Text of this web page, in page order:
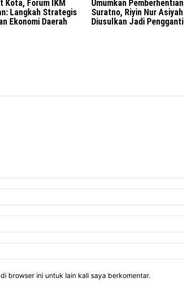
Kota, Forum IKM
Langkah Strategis
Ekonomi Daerah
Umumkan Pemberhentian
Suratno, Riyin Nur Asiyah
Diusulkan Jadi Pengganti
browser ini untuk lain kali saya berkomentar.